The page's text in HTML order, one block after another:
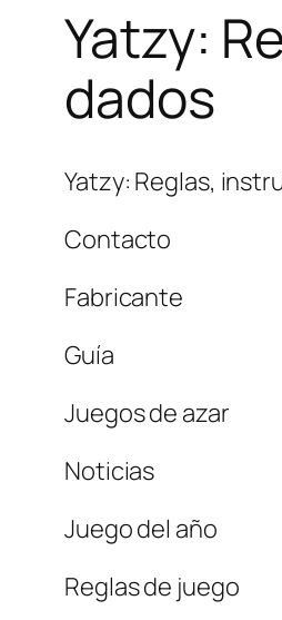
Yatzy:
dados
Yatzy: Reglas,
Contacto
Fabricante
Guía
Juegos de azar
Noticias
Juego del año
Reglas de juego